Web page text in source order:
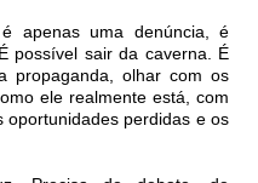
apenas uma denúncia, é
possível sair da caverna. É
propaganda, olhar com os
ele realmente está, com
oportunidades perdidas e os